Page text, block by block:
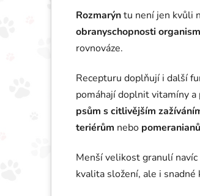
Rozmarýntu není jen kvůli
obranyschopnosti
rovnováze.
Recepturu doplňují i další
pomáhají doplnit vitamíny
psům s citlivějším
teriérům nebo
Menší velikost granulí
kvalita složení, ale i